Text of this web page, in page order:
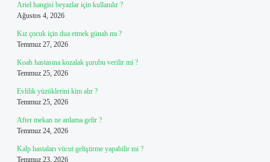
Ariel hangisi beyazlar için kullanılır ?
Ağustos 4, 2026
Kız çocuk için dua etmek günah mı ?
Temmuz 27, 2026
Koah hastasına kozalak şurubu verilir mi ?
Temmuz 25, 2026
Evlilik yüzüklerini kim alır ?
Temmuz 25, 2026
After mekan ne anlama gelir ?
Temmuz 24, 2026
Kalp hastaları vücut geliştirme yapabilir mi ?
Temmuz 23, 2026